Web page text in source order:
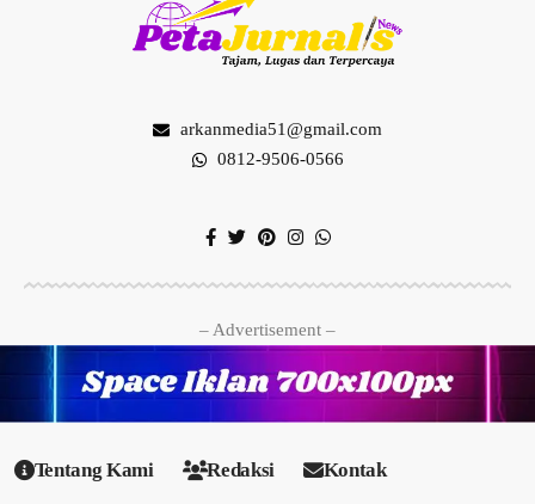
arkanmedia51@gmail.com
0812-9506-0566
– Advertisement –
Tentang Kami Redaksi Kontak